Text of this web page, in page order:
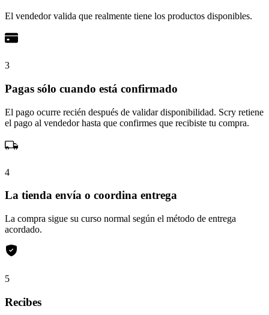
El vendedor valida que realmente tiene los productos disponibles.
3
Pagas sólo cuando está confirmado
El pago ocurre recién después de validar disponibilidad. Scry retiene
el pago al vendedor hasta que confirmes que recibiste tu compra.
4
La tienda envía o coordina entrega
La compra sigue su curso normal según el método de entrega
acordado.
5
Recibes